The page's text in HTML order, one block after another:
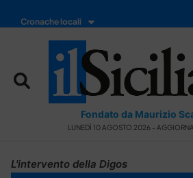
Cronache locali
Fondato da Maurizio
LUNEDÌ 10 AGOSTO 2026 -
L'intervento della Digos